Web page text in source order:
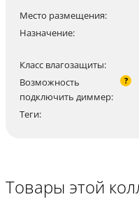
Место размещения:
Назначение:
Класс влагозащиты:
Возможность
подключить диммер:
?
Теги:
Товары этой